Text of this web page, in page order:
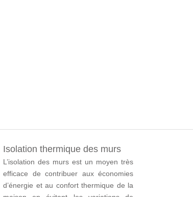
Isolation thermique des murs
L’isolation des murs est un moyen très
efficace de contribuer aux économies
d’énergie et au confort thermique de la